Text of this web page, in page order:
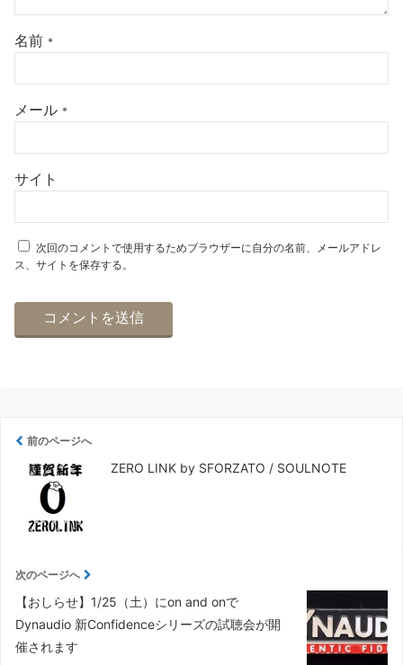
名前 *
メール *
サイト
次回のコメントで使用するためブラウザーに自分の名前、メールアドレ
ス、サイトを保存する。
前のページへ
ZERO LINK by SFORZATO / SOULNOTE
次のページへ
【おしらせ】1/25（土）にon and onで
Dynaudio 新Confidenceシリーズの試聴会が開
催されます